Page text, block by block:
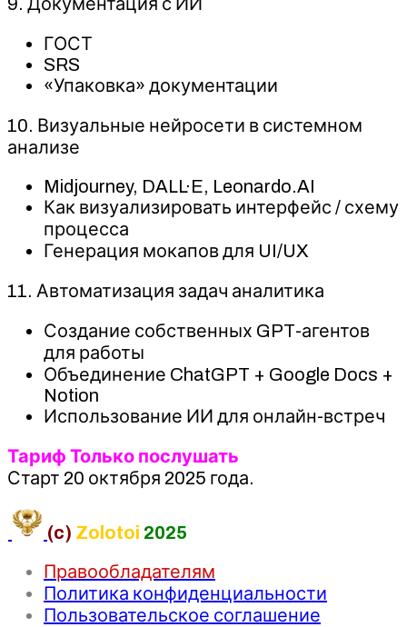
ГОСТ
SRS
«Упаковка» документации
10. Визуальные нейросети в системном
анализе
Midjourney, DALL·E, Leonardo.AI
Как визуализировать интерфейс / схему
процесса
Генерация мокапов для UI/UX
11. Автоматизация задач аналитика
Создание собственных GPT-агентов
для работы
Объединение ChatGPT + Google Docs +
Notion
Использование ИИ для онлайн-встреч
Тариф Только послушать
Старт 20 октября 2025 года.
(c) Zolotoi 2025
Правообладателям
Политика конфиденциальности
Пользовательское соглашение